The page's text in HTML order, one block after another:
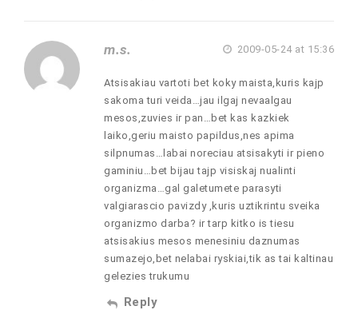
m.s. 2009-05-24 at 15:36
Atsisakiau vartoti bet koky maista,kuris kajp
sakoma turi veida…jau ilgaj nevaalgau
mesos,zuvies ir pan…bet kas kazkiek
laiko,geriu maisto papildus,nes apima
silpnumas…labai noreciau atsisakyti ir pieno
gaminiu…bet bijau tajp visiskaj nualinti
organizma…gal galetumete parasyti
valgiarascio pavizdy ,kuris uztikrintu sveika
organizmo darba? ir tarp kitko is tiesu
atsisakius mesos menesiniu daznumas
sumazejo,bet nelabai ryskiai,tik as tai kaltinau
gelezies trukumu
Reply